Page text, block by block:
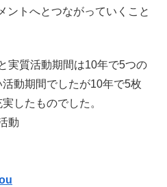
ントへとつながっていくこと
実質活動期間は10年で5つの
動期間でしたが10年で5枚
したものでした。
動